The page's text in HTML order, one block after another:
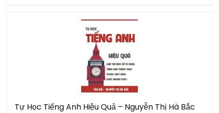
Tự Học Tiếng Anh Hiệu Quả – Nguyễn Thị Hà Bắc